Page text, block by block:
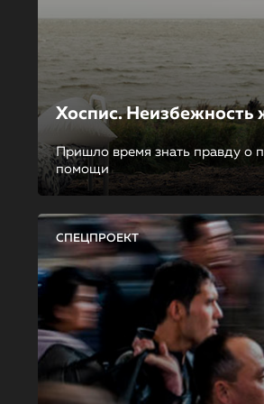
Хоспис. Неизбежность
Пришло время знать правду о
помощи
СПЕЦПРОЕКТ